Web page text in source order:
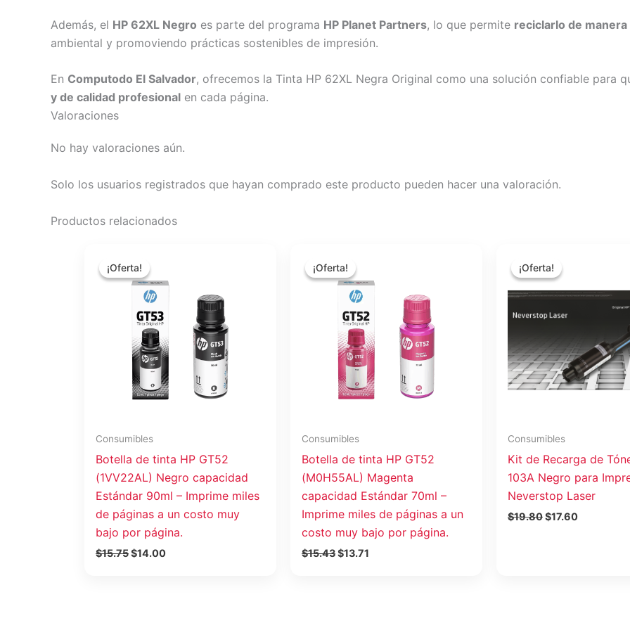
Además, el HP 62XL Negro es parte del programa HP Planet Partners, lo que permite reciclarlo de
ambiental y promoviendo prácticas sostenibles de impresión.
En Computodo El Salvador, ofrecemos la Tinta HP 62XL Negra Original como una solución confiable para
y de calidad profesional en cada página.
Valoraciones
No hay valoraciones aún.
Solo los usuarios registrados que hayan comprado este producto pueden hacer una valoración.
Productos relacionados
¡Oferta!
¡Oferta!
Consumibles
Botella de tinta HP GT52
(1VV22AL) Negro capacidad
Estándar 90ml – Imprime miles
de páginas a un costo muy
bajo por página.
$15.75
precio
original
era:
$15.75.
$14.00
es:
$14.00.
¡Oferta!
¡Oferta!
Consumibles
Botella de tinta HP GT52
(M0H55AL) Magenta
capacidad Estándar 70ml –
Imprime miles de páginas a un
costo muy bajo por página.
$15.43
precio
original
era:
$15.43.
$13.71
es:
¡Oferta!
¡Oferta!
Consumibles
Kit de Recarga de
103A Negro para
Neverstop Laser
$19.80
precio
original
$19.80.
$17.60
$17.60.